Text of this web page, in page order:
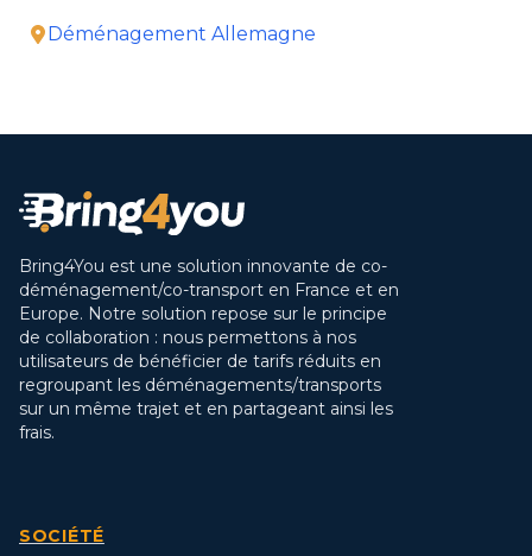
Déménagement Allemagne
Bring4You est une solution innovante de co-
déménagement/co-transport en France et en
Europe. Notre solution repose sur le principe
de collaboration : nous permettons à nos
utilisateurs de bénéficier de tarifs réduits en
regroupant les déménagements/transports
sur un même trajet et en partageant ainsi les
frais.
SOCIÉTÉ